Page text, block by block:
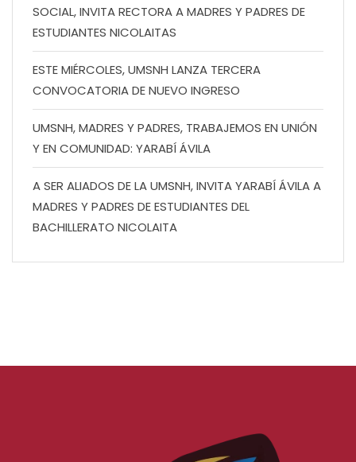
SOCIAL, INVITA RECTORA A MADRES Y PADRES DE
ESTUDIANTES NICOLAITAS
ESTE MIÉRCOLES, UMSNH LANZA TERCERA
CONVOCATORIA DE NUEVO INGRESO
UMSNH, MADRES Y PADRES, TRABAJEMOS EN UNIÓN
Y EN COMUNIDAD: YARABÍ ÁVILA
A SER ALIADOS DE LA UMSNH, INVITA YARABÍ ÁVILA A
MADRES Y PADRES DE ESTUDIANTES DEL
BACHILLERATO NICOLAITA